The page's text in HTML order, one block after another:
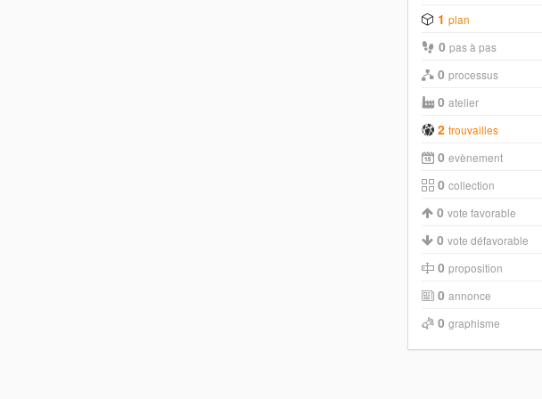
1 plan
0 pas à pas
0 processus
0 atelier
2 trouvailles
0 evènement
0 collection
0 vote favorable
0 vote défavorable
0 proposition
0 annonce
0 graphisme